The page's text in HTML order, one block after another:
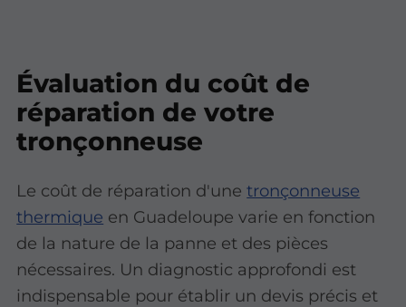
Évaluation du coût de
réparation de votre
tronçonneuse
Le coût de réparation d'unetronçonneuse
thermique en Guadeloupe varie en fonction
de la nature de la panne et des pièces
nécessaires. Un diagnostic approfondi est
indispensable pour établir un devis précis et